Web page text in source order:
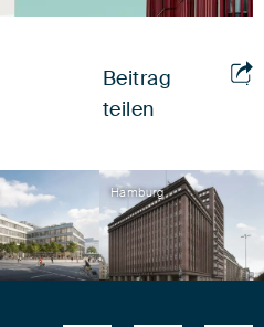
Beitrag
teilen
Hamburg